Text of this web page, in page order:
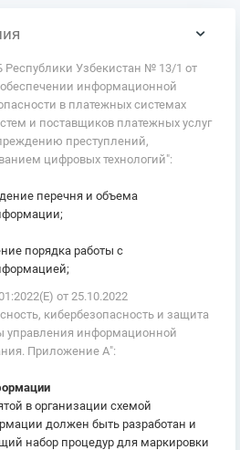
Узбекистан № 13/1 от
информационной
в платежных системах
и поставщиков платежных услуг
преступлений,
цифровых технологий":
перечня и объема
порядка работы с
от 25.10.2022
кибербезопасность и защита
управления информационной
Приложение А":
в организации схемой
должен быть разработан и
набор процедур для маркировки